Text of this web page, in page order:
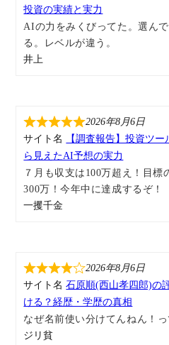
投資の実績と実力
AIの力をみくびってた。選ん
る。レベルが違う。
井上
2026年8月6日
サイト名
【調査報告】投資ツ
ら見えたAI予想の実力
７月も収支は100万超え！目標
300万！今年中に達成するぞ！
一攫千金
2026年8月6日
サイト名石原順(西山孝四郎)の
ける？経歴・学歴の真相
なぜ名前使い分けてんねん！
ジリ貧